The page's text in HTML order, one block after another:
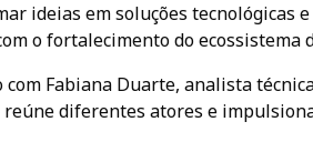
ideias em soluções tecnológicas
o fortalecimento do ecossistema
com Fabiana Duarte, analista
diferentes atores e